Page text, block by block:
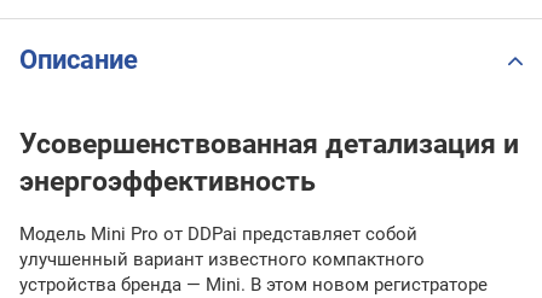
Описание
Усовершенствованная детализация и
энергоэффективность
Модель Mini Pro от DDPai представляет собой
улучшенный вариант известного компактного
устройства бренда — Mini. В этом новом регистраторе